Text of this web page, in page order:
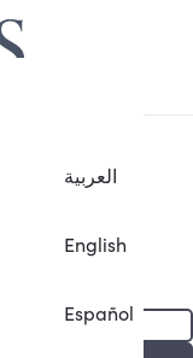
العربية
English
Español
язык.